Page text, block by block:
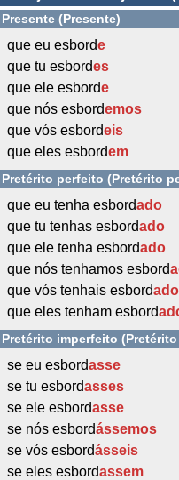
Presente (Presente)
que eu esborde
que tu esbordes
que ele esborde
que nós esbordemos
que vós esbordeis
que eles esbordem
Pretérito perfeito (Pretérito
que eu tenha esbordado
que tu tenhas esbordado
que ele tenha esbordado
que nós tenhamos esbord
que vós tenhais esbordado
que eles tenham esbord
Pretérito imperfeito
se eu esbordasse
se tu esbordasses
se ele esbordasse
se nós esbordássemos
se vós esbordásseis
se eles esbordassem